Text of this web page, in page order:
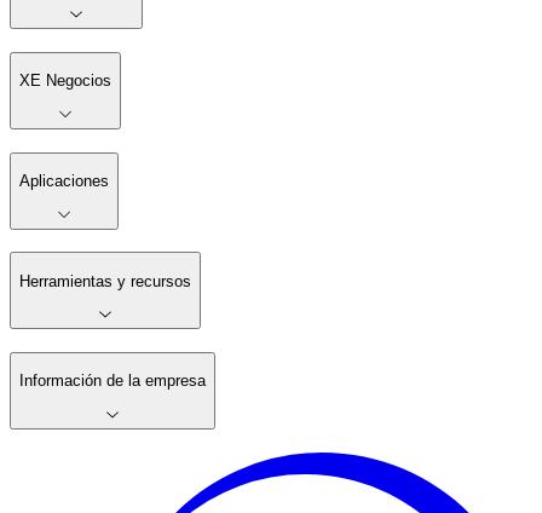
XE Negocios
Aplicaciones
Herramientas y recursos
Información de la empresa